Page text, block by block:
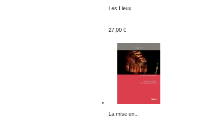
Les Lieux...
27,00 €
La mise en...